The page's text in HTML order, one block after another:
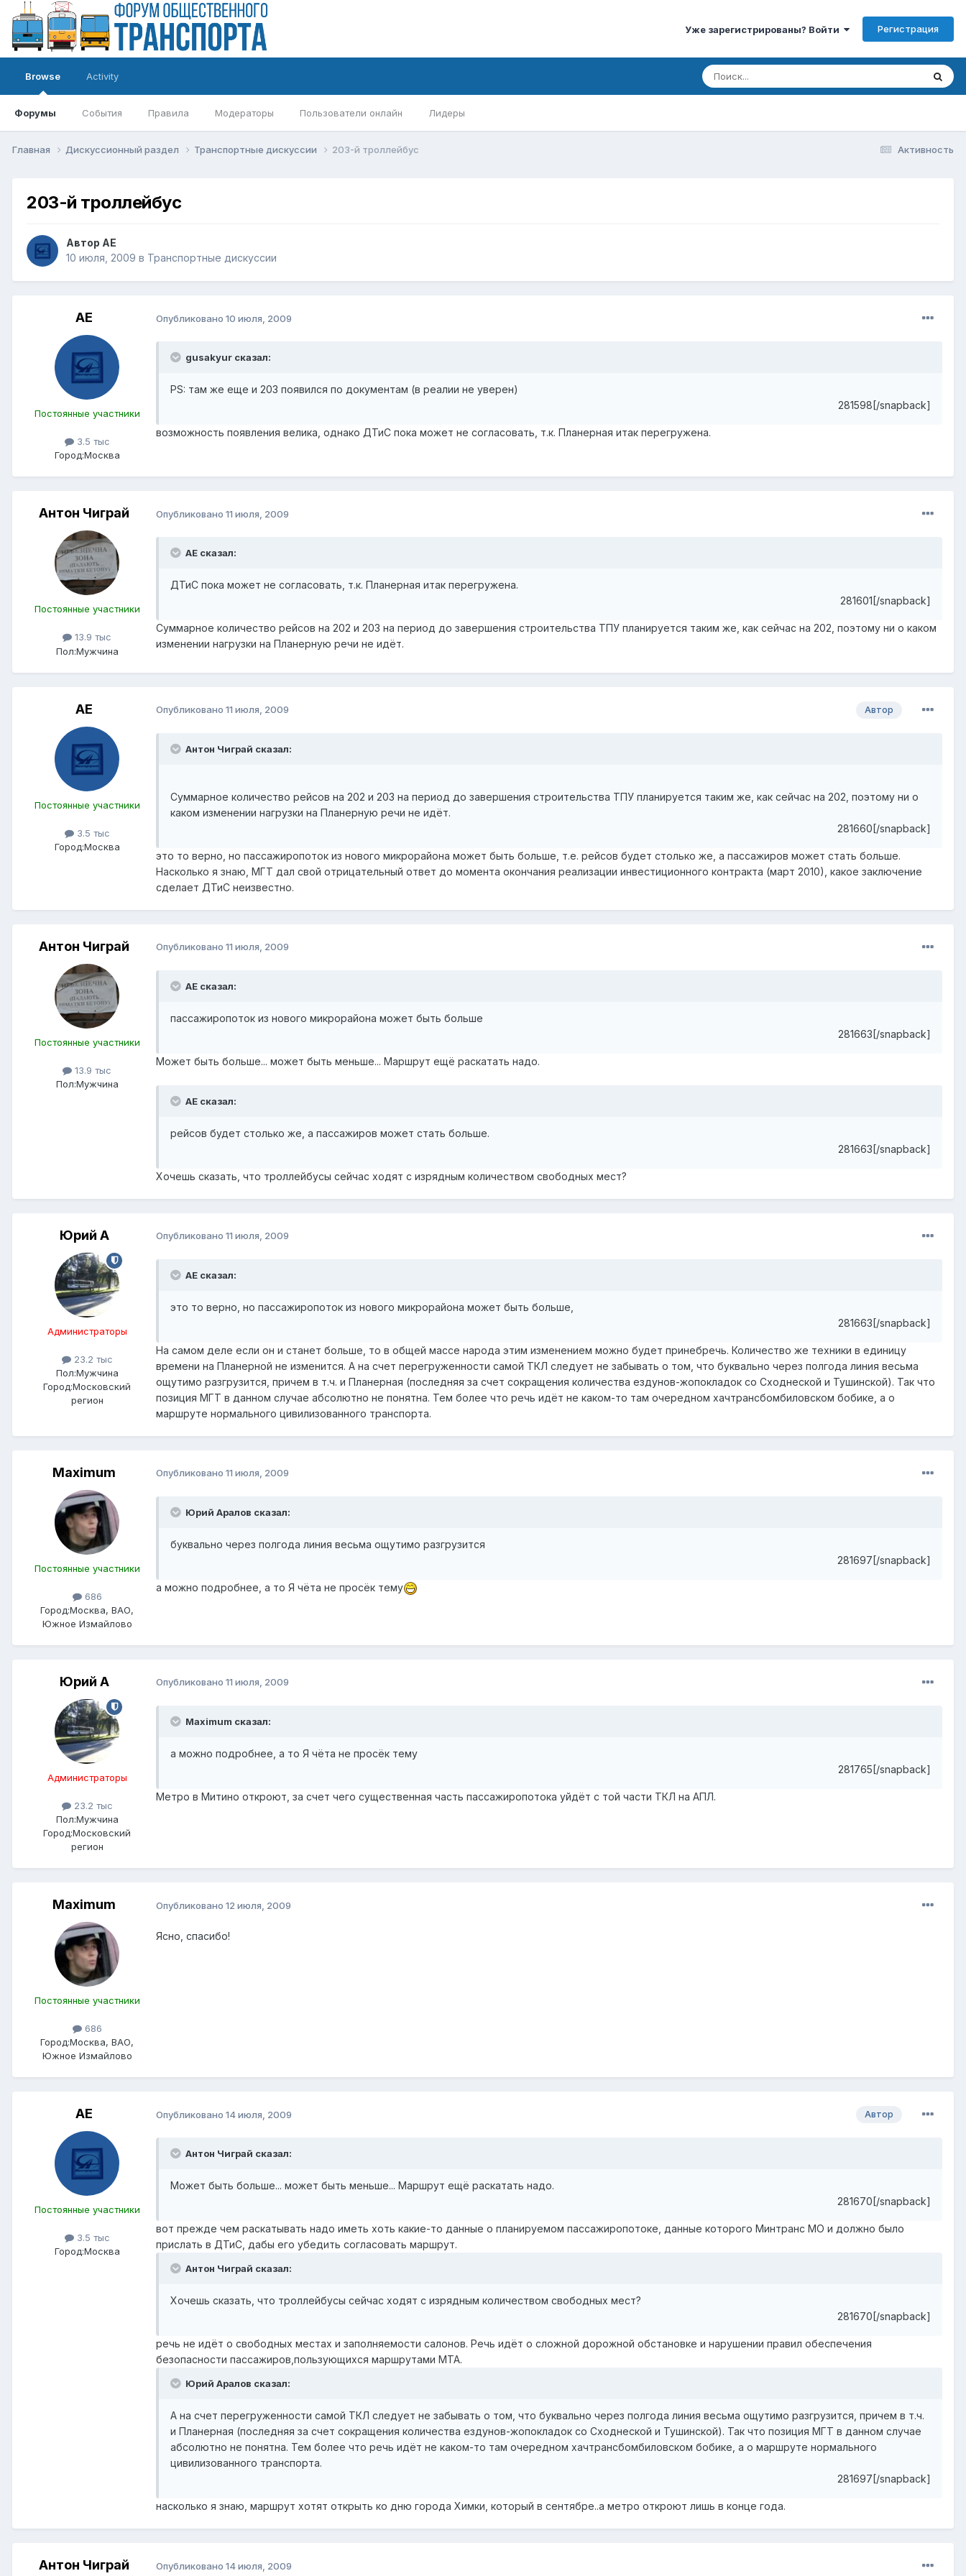
Уже зарегистрированы? Войти Регистрация
Browse
Форумы События Правила Модераторы Пользователи онлайн Лидеры
Activity
Активность
Главная Дискуссионный раздел Транспортные дискуссии 203-й троллейбус
203-й троллейбус
Автор АЕ
10 июля, 2009 в Транспортные дискуссии
АЕ
Постоянные участники
3.5 тыс
Город:Москва
Опубликовано 10 июля, 2009
gusakyur сказал:
PS: там же еще и 203 появился по документам (в реалии не уверен)
281598[/snapback]
возможность появления велика, однако ДТиС пока может не согласовать, т.к. Планерная итак перегружена.
Антон Чиграй
Постоянные участники
13.9 тыс
Пол:Мужчина
Опубликовано 11 июля, 2009
АЕ сказал:
ДТиС пока может не согласовать, т.к. Планерная итак перегружена.
281601[/snapback]
Суммарное количество рейсов на 202 и 203 на период до завершения строительства ТПУ планируется таким же, как сейчас на 202, поэтому ни о каком
изменении нагрузки на Планерную речи не идёт.
АЕ
Постоянные участники
3.5 тыс
Город:Москва
Автор
Опубликовано 11 июля, 2009
Антон Чиграй сказал:
Суммарное количество рейсов на 202 и 203 на период до завершения строительства ТПУ планируется таким же, как сейчас на 202, поэтому ни о
каком изменении нагрузки на Планерную речи не идёт.
281660[/snapback]
это то верно, но пассажиропоток из нового микрорайона может быть больше, т.е. рейсов будет столько же, а пассажиров может стать больше.
Насколько я знаю, МГТ дал свой отрицательный ответ до момента окончания реализации инвестиционного контракта (март 2010), какое заключение
сделает ДТиС неизвестно.
Антон Чиграй
Постоянные участники
13.9 тыс
Пол:Мужчина
Опубликовано 11 июля, 2009
АЕ сказал:
пассажиропоток из нового микрорайона может быть больше
281663[/snapback]
Может быть больше... может быть меньше... Маршрут ещё раскатать надо.
АЕ сказал:
рейсов будет столько же, а пассажиров может стать больше.
281663[/snapback]
Хочешь сказать, что троллейбусы сейчас ходят с изрядным количеством свободных мест?
Юрий А
Администраторы
23.2 тыс
Пол:Мужчина
Город:Московский
регион
Опубликовано 11 июля, 2009
АЕ сказал:
это то верно, но пассажиропоток из нового микрорайона может быть больше,
281663[/snapback]
На самом деле если он и станет больше, то в общей массе народа этим изменением можно будет принебречь. Количество же техники в единицу
времени на Планерной не изменится. А на счет перегруженности самой ТКЛ следует не забывать о том, что буквально через полгода линия весьма
ощутимо разгрузится, причем в т.ч. и Планерная (последняя за счет сокращения количества ездунов-жопокладок со Сходнеской и Тушинской). Так что
позиция МГТ в данном случае абсолютно не понятна. Тем более что речь идёт не каком-то там очередном хачтрансбомбиловском бобике, а о
маршруте нормального цивилизованного транспорта.
Maximum
Постоянные участники
686
Город:Москва, ВАО,
Южное Измайлово
Опубликовано 11 июля, 2009
Юрий Аралов сказал:
буквально через полгода линия весьма ощутимо разгрузится
281697[/snapback]
а можно подробнее, а то Я чёта не просёк тему
Юрий А
Администраторы
23.2 тыс
Пол:Мужчина
Город:Московский
регион
Опубликовано 11 июля, 2009
Maximum сказал:
а можно подробнее, а то Я чёта не просёк тему
281765[/snapback]
Метро в Митино откроют, за счет чего существенная часть пассажиропотока уйдёт с той части ТКЛ на АПЛ.
Maximum
Постоянные участники
686
Город:Москва, ВАО,
Южное Измайлово
Опубликовано 12 июля, 2009
Ясно, спасибо!
АЕ
Постоянные участники
3.5 тыс
Город:Москва
Автор
Опубликовано 14 июля, 2009
Антон Чиграй сказал:
Может быть больше... может быть меньше... Маршрут ещё раскатать надо.
281670[/snapback]
вот прежде чем раскатывать надо иметь хоть какие-то данные о планируемом пассажиропотоке, данные которого Минтранс МО и должно было
прислать в ДТиС, дабы его убедить согласовать маршрут.
Антон Чиграй сказал:
Хочешь сказать, что троллейбусы сейчас ходят с изрядным количеством свободных мест?
281670[/snapback]
речь не идёт о свободных местах и заполняемости салонов. Речь идёт о сложной дорожной обстановке и нарушении правил обеспечения
безопасности пассажиров,пользующихся маршрутами МТА.
Юрий Аралов сказал:
А на счет перегруженности самой ТКЛ следует не забывать о том, что буквально через полгода линия весьма ощутимо разгрузится, причем в т.ч.
и Планерная (последняя за счет сокращения количества ездунов-жопокладок со Сходнеской и Тушинской). Так что позиция МГТ в данном случае
абсолютно не понятна. Тем более что речь идёт не каком-то там очередном хачтрансбомбиловском бобике, а о маршруте нормального
цивилизованного транспорта.
281697[/snapback]
насколько я знаю, маршрут хотят открыть ко дню города Химки, который в сентябре..а метро откроют лишь в конце года.
Антон Чиграй Опубликовано 14 июля, 2009